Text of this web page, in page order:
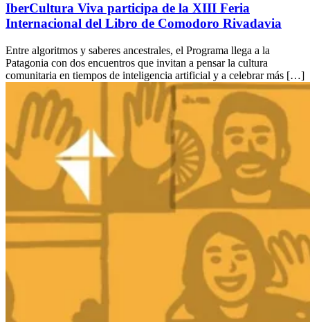
IberCultura Viva participa de la XIII Feria
Internacional del Libro de Comodoro Rivadavia
Entre algoritmos y saberes ancestrales, el Programa llega a la
Patagonia con dos encuentros que invitan a pensar la cultura
comunitaria en tiempos de inteligencia artificial y a celebrar más […]